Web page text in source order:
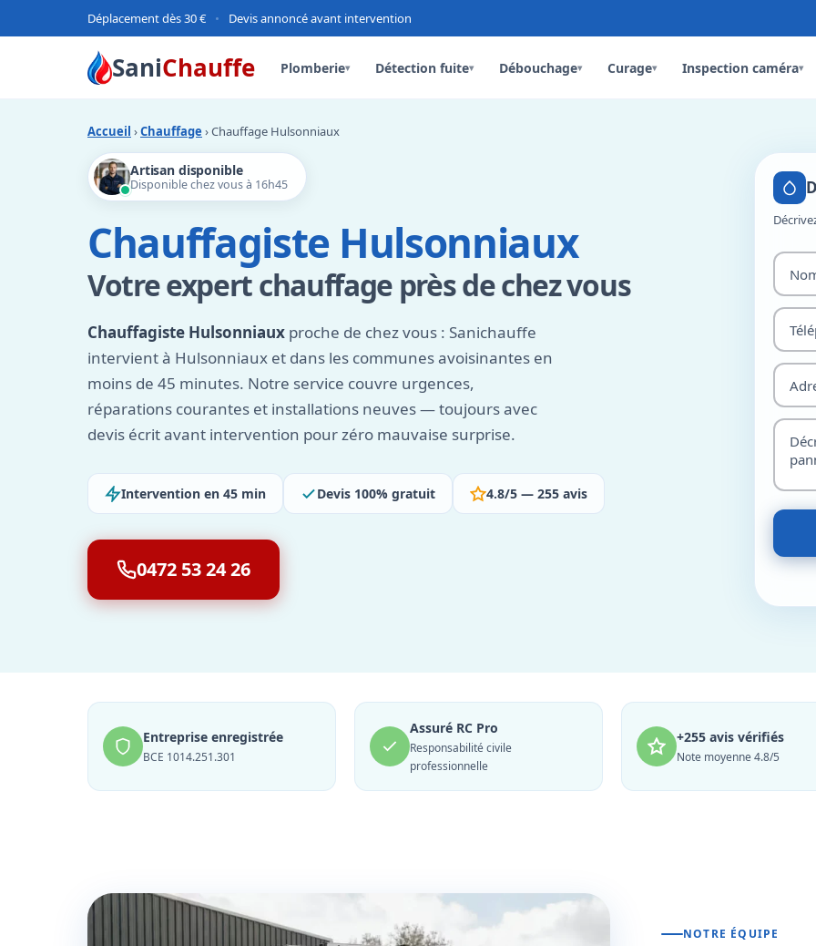
Déplacement dès 30 € • Devis annoncé avant intervention
SaniChauffe Plomberie▾ Détection fuite▾ Débouchage▾ Curage▾ Inspection caméra▾
Accueil ›Chauffage › Chauffage Hulsonniaux
Artisan disponible
Disponible chez vous à 16h45
Chauffagiste Hulsonniaux
Votre expert chauffage près de chez vous
Chauffagiste Hulsonniaux proche de chez vous : Sanichauffe
intervient à Hulsonniaux et dans les communes avoisinantes en
moins de 45 minutes. Notre service couvre urgences,
réparations courantes et installations neuves — toujours avec
devis écrit avant intervention pour zéro mauvaise surprise.
Intervention en 45 min Devis 100% gratuit 4.8/5 — 255 avis
0472 53 24 26
Entreprise enregistrée
BCE 1014.251.301
Assuré RC Pro
Responsabilité civile
professionnelle
+255 avis vérifiés
Note moyenne 4.8/5
NOTRE ÉQUIPE